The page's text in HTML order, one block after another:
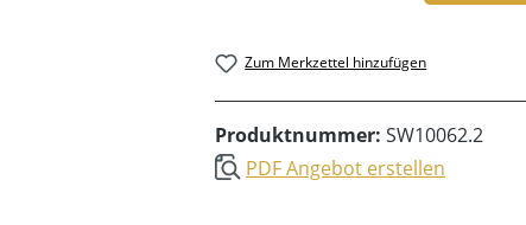
Zum Merkzettel hinzufügen
Produktnummer: SW10062.2
PDF Angebot erstellen